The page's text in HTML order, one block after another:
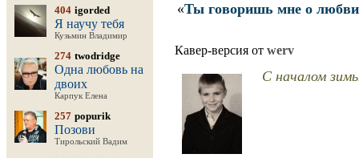
404 igorded
Я научу тебя
Кузьмин Владимир
274 twodridge
Одна любовь на
двоих
Карпук Елена
257 popurik
Позови
Тирольский Вадим
«Ты говоришь мне о любви
Кавер-версия от werv
С началом